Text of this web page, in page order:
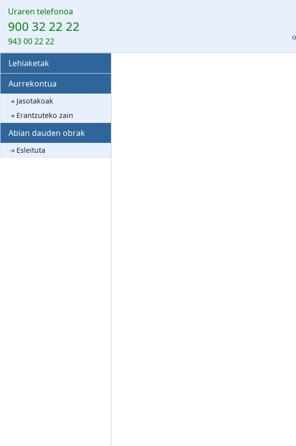
Uraren telefonoa
900 32 22 22
943 00 22 22
Lehiaketak
Aurrekontua
Jasotakoak
Erantzuteko zain
Abian dauden obrak
Esleituta